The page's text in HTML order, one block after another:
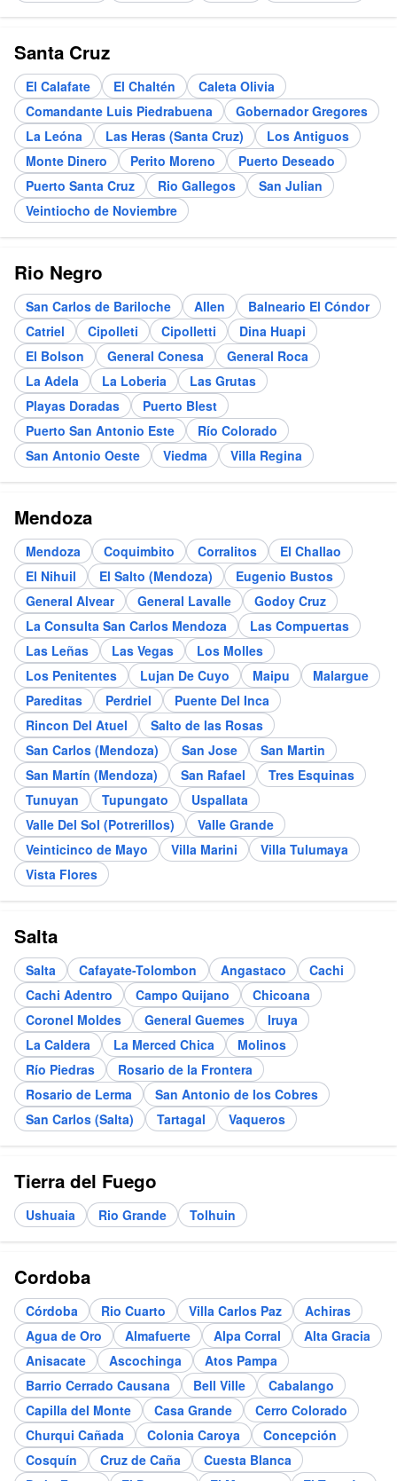
Santa Cruz
El Calafate El Chaltén
Caleta Olivia
Comandante Luis Piedrabuena
Gobernador Gregores
La Leóna
Las Heras (Santa Cruz)
Los Antiguos
Monte Dinero
Perito Moreno
Puerto Deseado
Puerto Santa Cruz
Rio Gallegos
San Julian
Veintiocho de Noviembre
Rio Negro
San Carlos de Bariloche Allen
Balneario El Cóndor
Catriel
Cipolleti Cipolletti
Dina Huapi
El Bolson
General Conesa
General Roca
La Adela
La Loberia
Las Grutas
Playas Doradas
Puerto Blest
Puerto San Antonio Este
Río Colorado
San Antonio Oeste
Viedma Villa Regina
Mendoza
Mendoza Coquimbito Corralitos
El Challao
El Nihuil
El Salto (Mendoza)
Eugenio Bustos
General Alvear
General Lavalle
Godoy Cruz
La Consulta San Carlos Mendoza
Las Compuertas
Las Leñas
Las Vegas
Los Molles
Los Penitentes
Lujan De Cuyo Maipu
Malargue
Pareditas
Perdriel
Puente Del Inca
Rincon Del Atuel
Salto de las Rosas
San Carlos (Mendoza)
San Jose
San Martin
San Martín (Mendoza)
San Rafael
Tres Esquinas
Tunuyan
Tupungato
Uspallata
Valle Del Sol (Potrerillos)
Valle Grande
Veinticinco de Mayo
Villa Marini
Villa Tulumaya
Vista Flores
Salta
Salta Cafayate-Tolombon Angastaco
Cachi
Cachi Adentro
Campo Quijano
Chicoana
Coronel Moldes
General Guemes
Iruya
La Caldera
La Merced Chica
Molinos
Río Piedras
Rosario de la Frontera
Rosario de Lerma
San Antonio de los Cobres
San Carlos (Salta)
Tartagal Vaqueros
Tierra del Fuego
Ushuaia Rio Grande Tolhuin
Cordoba
Córdoba Rio Cuarto Villa Carlos Paz
Achiras
Agua de Oro
Almafuerte Alpa Corral
Alta Gracia
Anisacate
Ascochinga
Atos Pampa
Barrio Cerrado Causana
Bell Ville
Cabalango
Capilla del Monte
Casa Grande
Cerro Colorado
Churqui Cañada
Colonia Caroya
Concepción
Cosquín
Cruz de Caña
Cuesta Blanca